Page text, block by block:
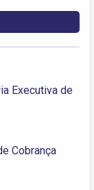
Executiva de
Cobrança